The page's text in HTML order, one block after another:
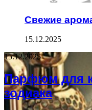
Свежие
15.12.2025
15.12.2025
Парфюм для
зодиака